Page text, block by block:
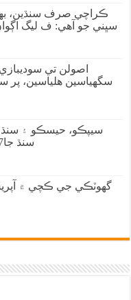
ڪراچي صرف سنڌين،
سڀني جو آهي: ف ليگ
سگهياسين هلياسين، پر
سيپڪو، حيسڪو ۽
سنڌ جا127 ارب رپيا ٻڏي ويا؟
گهوٽڪي جي ڪچي ۾